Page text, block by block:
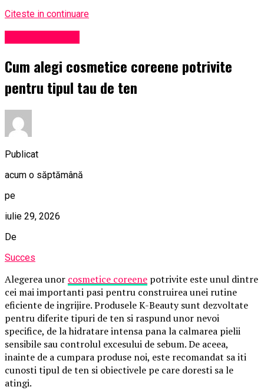
Citeste in continuare
Cum alegi cosmetice coreene potrivite
pentru tipul tau de ten
Publicat
acum o săptămână
pe
iulie 29, 2026
De
Succes
Alegerea unor cosmetice coreene potrivite este unul dintre
cei mai importanti pasi pentru construirea unei rutine
eficiente de ingrijire. Produsele K-Beauty sunt dezvoltate
pentru diferite tipuri de ten si raspund unor nevoi
specifice, de la hidratare intensa pana la calmarea pielii
sensibile sau controlul excesului de sebum. De aceea,
inainte de a cumpara produse noi, este recomandat sa iti
cunosti tipul de ten si obiectivele pe care doresti sa le
atingi.